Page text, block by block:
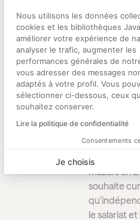
Plateforme de
Nous utilisons les données
cookies et les bibliothèques
améliorer votre expérience de
analyser le trafic, augmenter les
performances générales de
vous adresser des messages
adaptés à votre profil. Vous
sélectionner ci-dessous, ceux
souhaitez conserver.
Lire la politique de confidentialité
Consentements
Je choisis
la « Z » née
Digital
Opter
travail
Une étude
Mazars en
souhaite
le salariat